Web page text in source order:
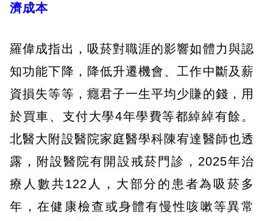
濟成本
羅偉成指出，吸菸對職涯的影響如體力與認
知功能下降，降低升遷機會、工作中斷及薪
資損失等等，癮君子一生平均少賺的錢，用
於買車、支付大學4年學費等都綽綽有餘。
北醫大附設醫院家庭醫學科陳宥達醫師也透
露，附設醫院有開設戒菸門診，2025年治
療人數共122人，大部分的患者為吸菸多
年，在健康檢查或身體有慢性咳嗽等異常